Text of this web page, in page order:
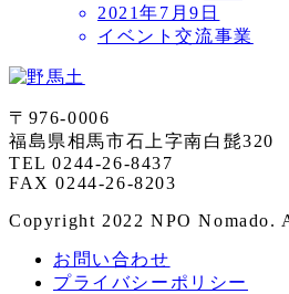
2021年7月9日
イベント交流事業
〒976-0006
福島県相馬市石上字南白髭320
TEL 0244-26-8437
FAX 0244-26-8203
Copyright 2022 NPO Nomado.
お問い合わせ
プライバシーポリシー